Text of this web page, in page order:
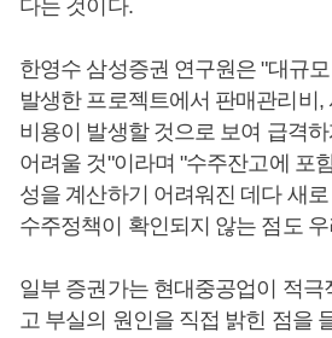
다는 것이다.
한영수 삼성증권 연구원은 "대규
발생한 프로젝트에서 판매관리비,
비용이 발생할 것으로 보여 급격하
어려울 것"이라며 "수주잔고에 포
성을 계산하기 어려워진 데다 새
수주정책이 확인되지 않는 점도
일부 증권가는 현대중공업이 적극
고 부실의 원인을 직접 밝힌 점을